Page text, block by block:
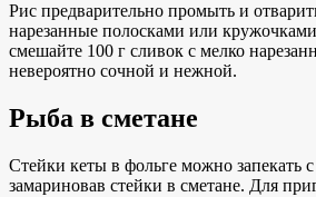
Рис предварительно промыть и
нарезанные полосками или
смешайте 100 г сливок с мелко
невероятно сочной и нежной.
Рыба в сметане
Стейки кеты в фольге можно запекать
замариновав стейки в сметане. Для